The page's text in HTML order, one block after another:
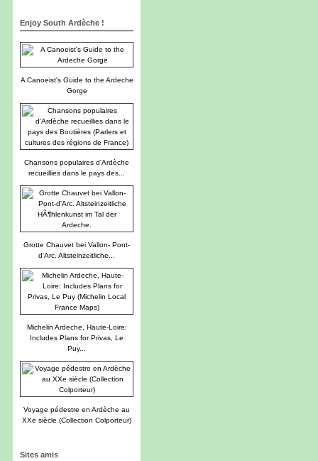
Enjoy South Ardèche !
A Canoeist's Guide to the Ardeche
Gorge
Chansons populaires d'Ardèche
recueillies dans le pays des...
Grotte Chauvet bei Vallon- Pont-
d'Arc. Altsteinzeitliche...
Michelin Ardeche, Haute-Loire:
Includes Plans for Privas, Le
Puy...
Voyage pédestre en Ardèche au
XXe siècle (Collection Colporteur)
Sites amis